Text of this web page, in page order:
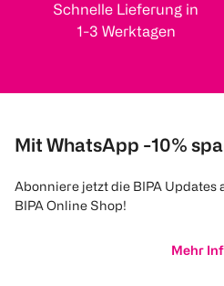
Schnelle Lieferung in
1-3 Werktagen
Mit WhatsApp -10%
Abonniere jetzt die BIPA Updates
BIPA Online Shop!
Mehr